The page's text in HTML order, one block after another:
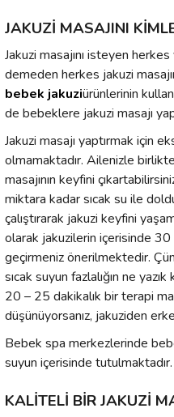
JAKUZİ MASAJINI
Jakuzi masajını isteyen
demeden herkes jakuzi
bebek jakuziürünlerinin
de bebeklere jakuzi masajı
Jakuzi masajı yaptırmak için
olmamaktadır. Ailenizle
masajının keyfini
miktara kadar sıcak su ile
çalıştırarak jakuzi keyfini
olarak jakuzilerin içerisinde
geçirmeniz önerilmektedir.
sıcak suyun fazlalığın ne
20 – 25 dakikalık bir terapi
düşünüyorsanız, jakuziden
Bebek spa merkezlerinde
suyun içerisinde tutulmaktadır.
KALİTELİ BİR JAKUZİ